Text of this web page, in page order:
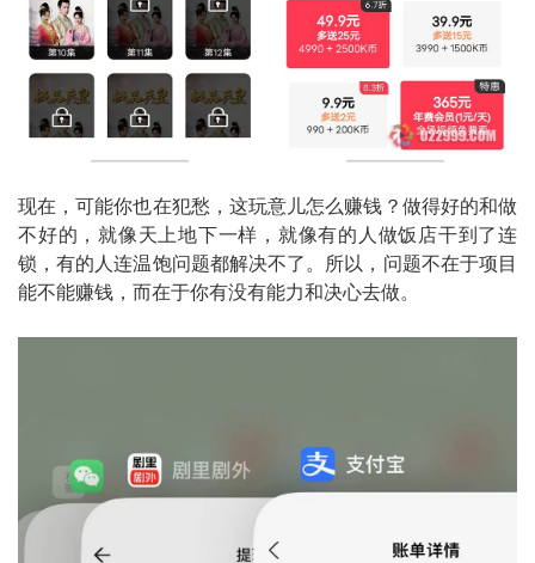
现在，可能你也在犯愁，这玩意儿怎么赚钱？做得好的和做
不好的，就像天上地下一样，就像有的人做饭店干到了连
锁，有的人连温饱问题都解决不了。所以，问题不在于项目
能不能赚钱，而在于你有没有能力和决心去做。